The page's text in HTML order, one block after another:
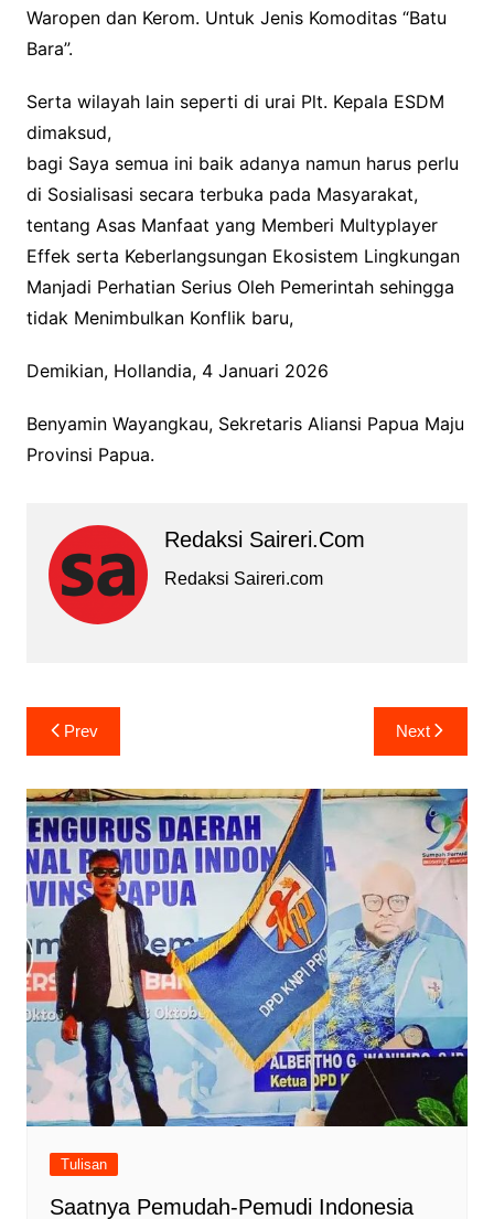
Waropen dan Kerom. Untuk Jenis Komoditas “Batu
Bara”.
Serta wilayah lain seperti di urai Plt. Kepala ESDM
dimaksud,
bagi Saya semua ini baik adanya namun harus perlu
di Sosialisasi secara terbuka pada Masyarakat,
tentang Asas Manfaat yang Memberi Multyplayer
Effek serta Keberlangsungan Ekosistem Lingkungan
Manjadi Perhatian Serius Oleh Pemerintah sehingga
tidak Menimbulkan Konflik baru,
Demikian, Hollandia, 4 Januari 2026
Benyamin Wayangkau, Sekretaris Aliansi Papua Maju
Provinsi Papua.
Redaksi Saireri.com
Redaksi Saireri.com
Navigasi
pos
Prev Next
Tulisan
Saatnya Pemudah-Pemudi Indonesia